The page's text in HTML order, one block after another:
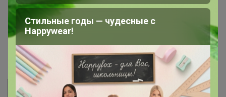
Розыгрыш - Генератор случайных чисел
Пульс нашего маркетплейса
Укорачиватель ссылок
Стильные годы — чудесные с
Happywear!